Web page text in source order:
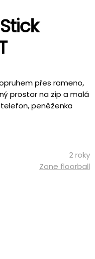
přes rameno,
prostor na zip a malá
peněženka
2 roky
Zone floorball